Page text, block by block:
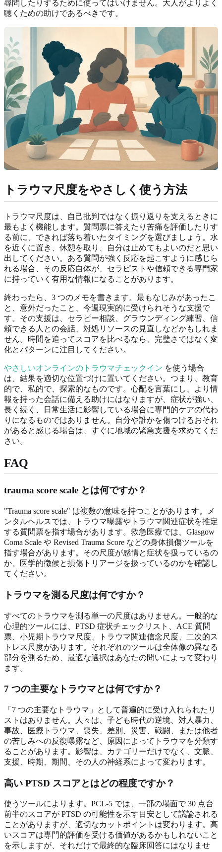
尋問したりするために使ってはいけません。大人がよりよく
聴くための助けであるべきです。
トラウマ尺度をやさしく使う方法
トラウマ尺度は、自己批判ではなく振り返りを支えるときに
最もよく機能します。質問票に答えたり苦痛を評価したりす
る前に、できれば落ち着いたタイミングを選びましょう。水
を近くに置き、休憩を取り、自分は止めてもよいのだと思い
出してください。ある質問が強く反応を起こすように感じら
れる場合、その反応自体が、セラピストや信頼できる専門家
に持っていく有用な情報になることがあります。
終わったら、3 つのメモを書きます。最もなじみがあったこ
と、意外だったこと、今週現実的に受けられそうな支援で
す。その支援は、セラピー相談、グラウンディング練習、信
頼できる人との会話、対処リソースの見直しなどかもしれま
せん。時間を追ってスコアを比べるなら、完璧さではなく変
化とパターンに注目してください。
やさしいオンラインのトラウマチェックイン を使う場合
は、結果を適切な位置づけに置いてください。つまり、教育
的で、私的で、探索的なものです。心配を言葉にし、より情
報を持った会話に備える助けにはなりますが、症状が強い、
長く続く、日常生活に影響している場合に専門的ケアの代わ
りになるものではありません。自分や誰かを傷つけるおそれ
があると感じる場合は、すぐに地域の緊急支援を求めてくだ
さい。
FAQ
trauma score scale とは何ですか？
"Trauma score scale" は複数の意味を持つことがあります。メ
ンタルヘルスでは、トラウマ曝露やトラウマ関連症状を推定
する質問票を指す場合があります。救急医療では、Glasgow
Coma Scale や Revised Trauma Score などの身体損傷ツールを
指す場合があります。その尺度が感情と症状を扱っているの
か、医学的徴候と損傷トリアージを扱っているのかを確認し
てください。
トラウマを測る尺度は何ですか？
すべてのトラウマを測る単一の尺度はありません。一般的な
心理的ツールには、PTSD 症状チェックリスト、ACE 質問
票、小児期トラウマ尺度、トラウマ関連信念尺度、二次的ス
トレス尺度があります。それぞれのツールは全体像の異なる
部分を測るため、最適な選択はあなたの問いによって変わり
ます。
7 つの主要なトラウマとは何ですか？
「7 つの主要なトラウマ」として普遍的に受け入れられたリ
ストはありません。人々は、子ども時代の逆境、対人暴力、
事故、医療トラウマ、喪失、差別、災害、戦闘、または他者
の苦しみへの反復曝露など、原因によってトラウマを分類す
ることがあります。影響は、カテゴリーだけでなく、文脈、
支援、時期、期間、その人の神経系によって変わります。
高い PTSD スコアとはどの程度ですか？
使うツールによります。PCL-5 では、一部の場面で 30 点台
前半のスコアが PTSD の可能性を示す目安として議論される
ことがありますが、適切なカットポイントは変わります。高
いスコアは専門的評価を受ける価値があるかもしれないこと
を示しますが、それだけで最終的な臨床回答にはなりませ